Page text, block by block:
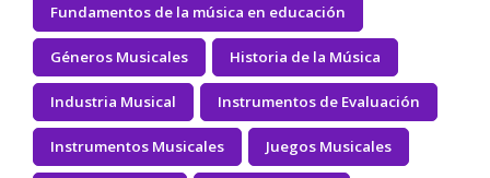
Fundamentos de la música en educación
Géneros Musicales Historia de la Música
Industria Musical Instrumentos de Evaluación
Instrumentos Musicales Juegos Musicales